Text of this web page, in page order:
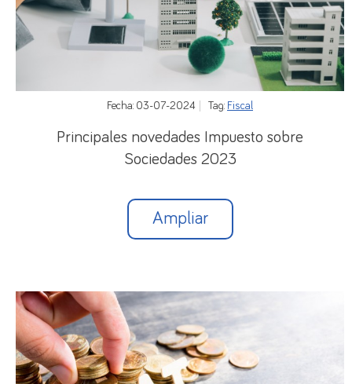
4.2. Contrato formativo para la obtención de la
práctica profesional adecuada al nivel de estudios
La finalidad de este contrato es la obtención por el
trabajador de una práctica profesional mediante
un trabajo en la empresa acorde a su nivel de sus
estudios finalizados.
respecto del contrato en prácticas vigente en la
actualidad son las siguientes:
si se concierta con personas con discapacidad)
La duración del contrato será de seis meses como
mínimo y de un año como máximo.
Fecha: 03-07-2024 Tag: Fiscal
Principales novedades Impuesto sobre
Sociedades 2023
Ampliar